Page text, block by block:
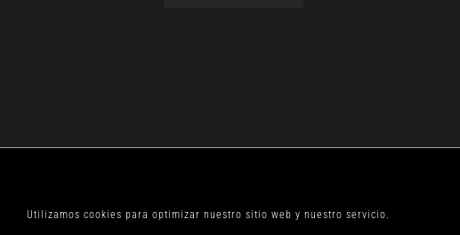
Utilizamos cookies para optimizar nuestro sitio web y nuestro servicio.